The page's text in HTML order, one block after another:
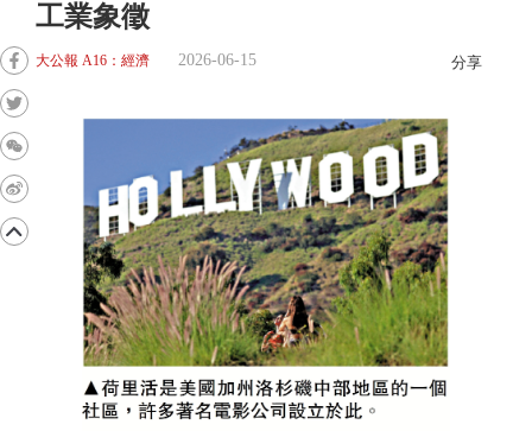
工業象徵
大公報 A16：經濟 2026-06-15 分享